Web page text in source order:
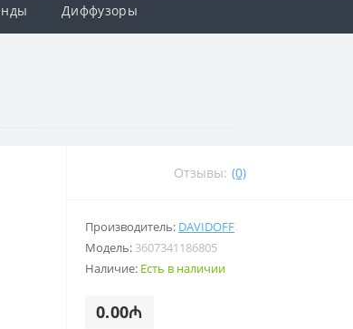
Диффузоры
Отзывы: (0)
Производитель: DAVIDOFF
Модель: 3607341186805
Наличие: Есть в наличии
0.00₼